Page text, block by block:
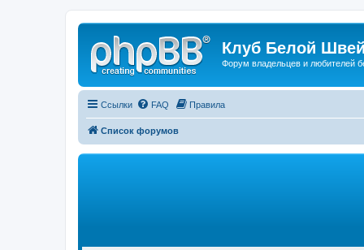
Клуб Белой
Форум владельцев и любителей
Ссылки FAQ Правила
Список форумов